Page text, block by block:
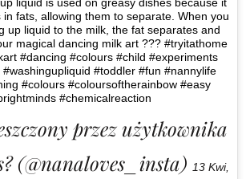
in fats, allowing them to separate. When you
up liquid to the milk, the fat separates and
magical dancing milk art ??? #tryitathome
#dancing #colours #child #experiments
#toddler #fun #nannylife
#colours #coloursoftherainbow #easy
#chemicalreaction
przez użytkownika
(@nanaloves_insta) 13 Kwi,